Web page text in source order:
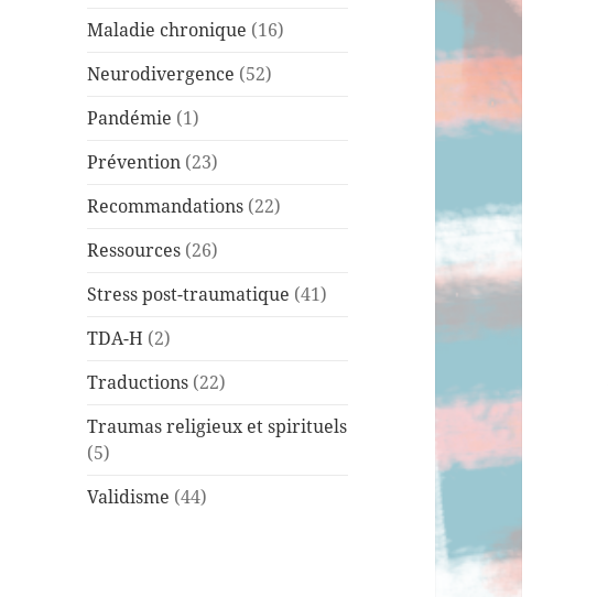
Maladie chronique (16)
Neurodivergence (52)
Pandémie (1)
Prévention (23)
Recommandations (22)
Ressources (26)
Stress post-traumatique (41)
TDA-H (2)
Traductions (22)
Traumas religieux et spirituels
(5)
Validisme (44)